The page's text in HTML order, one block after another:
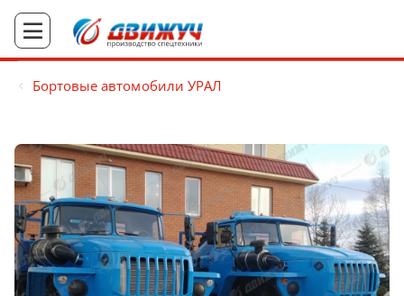
Бортовые автомобили УРАЛ